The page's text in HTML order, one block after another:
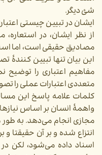
شئ دیگر.
ایشان در تبیین چیستی
از نظر ایشان، در
مصادیق حقیقی است، اما
این بیان تنها تبیین کنندۀ
مفاهیم اعتباری را توضیح
متعددی اعتبارات عملی را
کلمات علامه پاسخ این
واهمۀ انسان بر اساس
مجازی انجام می‌دهد. به
انتزاع شده و بر آن حقیقتا و
اسناد داده می‌شود، لکن